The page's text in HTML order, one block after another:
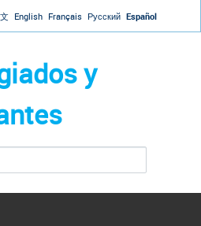
to navigation
English Français Русский Español
y